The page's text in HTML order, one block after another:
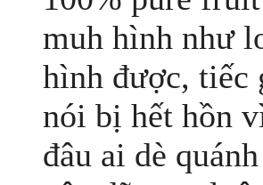
muh hình như
hình được, tiếc
nói bị hết hồn
đâu ai dè